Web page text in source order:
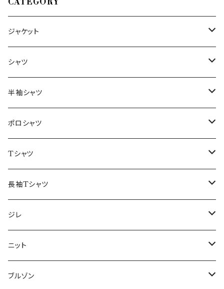
CATEGORY
ジャケット
～44/S
46/M
48/L
50/XL～
シャツ
～44/S
46/M
48/L
50/XL～
半袖シャツ
～44/S
46/M
48/L
50/XL～
ポロシャツ
～44/S
46/M
48/L
50/XL～
Tシャツ
～44/S
46/M
48/L
50/XL～
長袖Tシャツ
～44/S
46/M
48/L
ジレ
～44/S
46/M
ニット
～44/S
ブルゾン